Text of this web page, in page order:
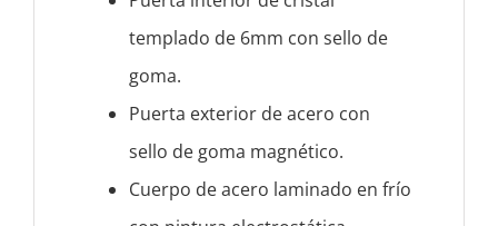
templado de 6mm con sello de
goma.
Puerta exterior de acero con
sello de goma magnético.
Cuerpo de acero laminado en frío